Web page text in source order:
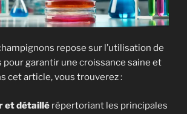
repose sur l’utilisation de
pour garantir une croissance saine et
cet article, vous trouverez :
et détaillé répertoriant les principales